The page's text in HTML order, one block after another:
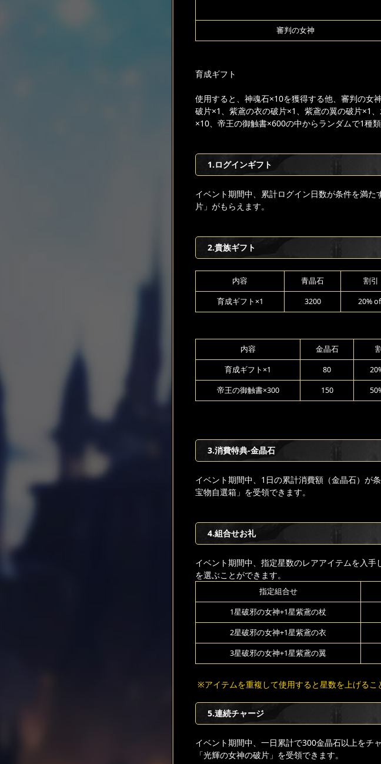
審判の女神
育成ギフト
使用すると、神魂石×10を獲得する他、審判の女
破片×1、紫鳶の衣の破片×1、紫鳶の翼の破片×1
×10、帝王の御触書×600の中からランダムで1種類
1.ログインギフト
イベント期間中、累計ログイン日数が条件を満
片」がもらえます。
2.貴族ギフト
内容 青晶石 割引
育成ギフト×1 3200 20%
内容 金晶石
育成ギフト×1 80
帝王の御触書×300 150
3.消費特典-金晶石
イベント期間中、1日の累計消費額（金晶石）が
宝物自選箱」を受領できます。
4.組合せお礼
イベント期間中、指定星数のレアアイテムを入
を選ぶことができます。
指定組合せ
1星破邪の女神+1星紫鳶の杖
2星破邪の女神+1星紫鳶の衣
3星破邪の女神+1星紫鳶の翼
※アイテムを重複して使用すると星数を上げるこ
5.連続チャージ
イベント期間中、一日累計で300金晶石以上をチ
「光輝の女神の破片」を受領できます。